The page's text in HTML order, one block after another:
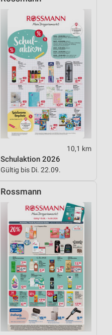
10,1 km
Schulaktion 2026
Gültig bis Di. 22.09.
Rossmann